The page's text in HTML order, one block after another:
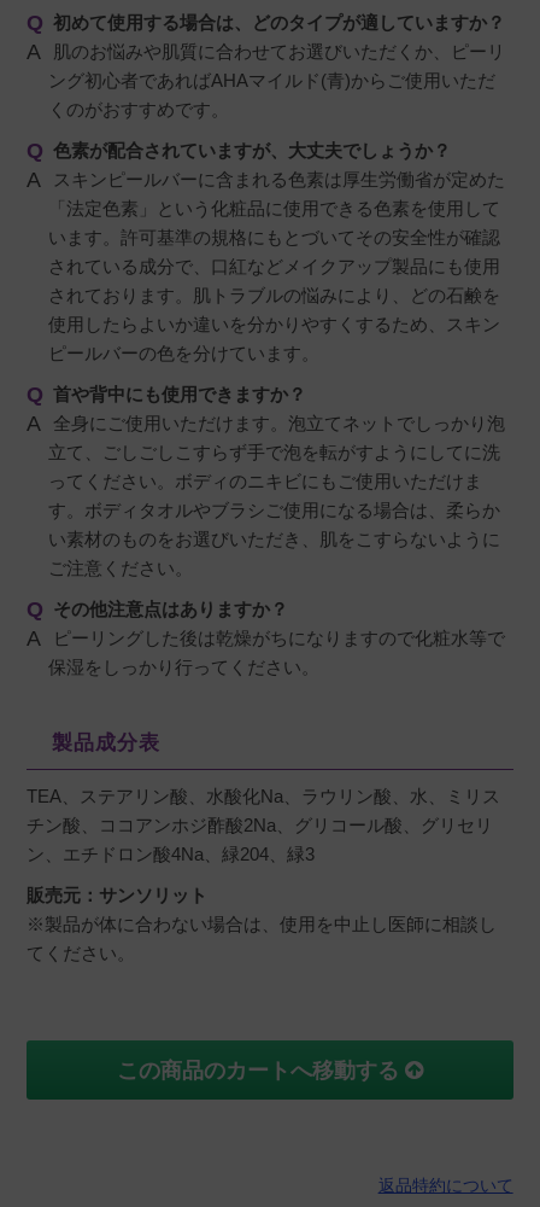
初めて使用する場合は、どのタイプが適していますか？
肌のお悩みや肌質に合わせてお選びいただくか、ピーリ
ング初心者であればAHAマイルド(青)からご使用いただ
くのがおすすめです。
色素が配合されていますが、大丈夫でしょうか？
スキンピールバーに含まれる色素は厚生労働省が定めた
「法定色素」という化粧品に使用できる色素を使用して
います。許可基準の規格にもとづいてその安全性が確認
されている成分で、口紅などメイクアップ製品にも使用
されております。肌トラブルの悩みにより、どの石鹸を
使用したらよいか違いを分かりやすくするため、スキン
ピールバーの色を分けています。
首や背中にも使用できますか？
全身にご使用いただけます。泡立てネットでしっかり泡
立て、ごしごしこすらず手で泡を転がすようにしてに洗
ってください。ボディのニキビにもご使用いただけま
す。ボディタオルやブラシご使用になる場合は、柔らか
い素材のものをお選びいただき、肌をこすらないように
ご注意ください。
その他注意点はありますか？
ピーリングした後は乾燥がちになりますので化粧水等で
保湿をしっかり行ってください。
製品成分表
TEA、ステアリン酸、水酸化Na、ラウリン酸、水、ミリス
チン酸、ココアンホジ酢酸2Na、グリコール酸、グリセリ
ン、エチドロン酸4Na、緑204、緑3
販売元：サンソリット
※製品が体に合わない場合は、使用を中止し医師に相談し
てください。
この商品のカートへ移動する
返品特約について